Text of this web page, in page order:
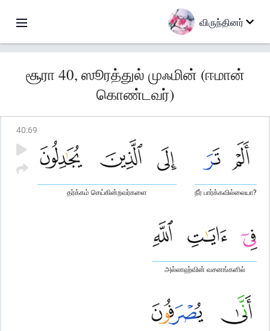
விருந்தினர்
சூரா 40, ஸூரத்துல் முஃமின் (ஈமான்
கொண்டவர்)
40:69
நீர் பார்க்கவில்லையா?
தர்க்கம் செய்கின்றவர்களை
அல்லாஹ்வின் வசனங்களில்